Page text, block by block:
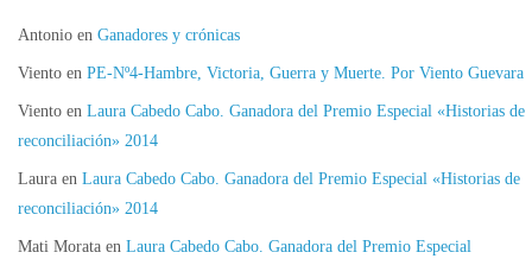
Antonio en Ganadores y crónicas
Viento en PE-Nº4-Hambre, Victoria, Guerra y Muerte. Por Viento Guevara
Viento en Laura Cabedo Cabo. Ganadora del Premio Especial «Historias de
reconciliación» 2014
Laura en Laura Cabedo Cabo. Ganadora del Premio Especial «Historias de
reconciliación» 2014
Mati Morata en Laura Cabedo Cabo. Ganadora del Premio Especial